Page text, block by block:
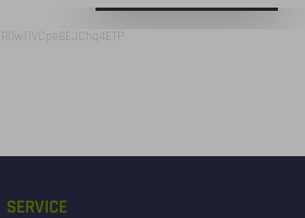
R0wTiVCpe8EJChq4ETP
SERVICE